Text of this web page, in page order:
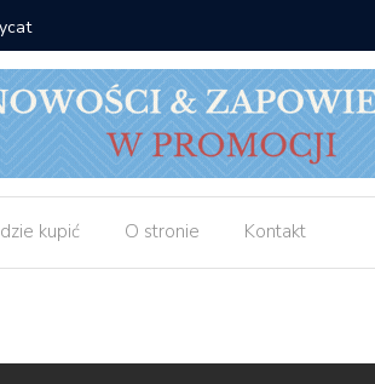
kupić O stronie Kontakt